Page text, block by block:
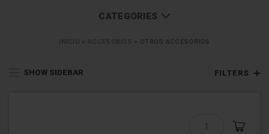
CATEGORIES
OTROS ACCESORIOS
SHOW SIDEBAR FILTERS